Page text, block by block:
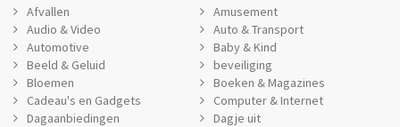
Afvallen
Amusement
Audio & Video
Auto & Transport
Automotive
Baby & Kind
Beeld & Geluid
beveiliging
Bloemen
Boeken & Magazines
Cadeau's en Gadgets
Computer & Internet
Dagaanbiedingen
Dagje uit